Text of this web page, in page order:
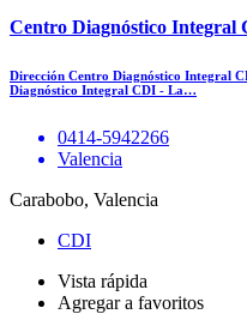
Centro Diagnóstico Integral
Dirección Centro Diagnóstico Integral
Diagnóstico Integral CDI - La…
0414-5942266
Valencia
Carabobo, Valencia
CDI
Vista rápida
Agregar a favoritos